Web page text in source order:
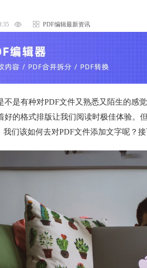
PDF编辑最新资讯
是有种对PDF文件又熟悉又陌生的感
好的格式排版让我们阅读时极佳体验。
们该如何去对PDF文件添加文字呢？